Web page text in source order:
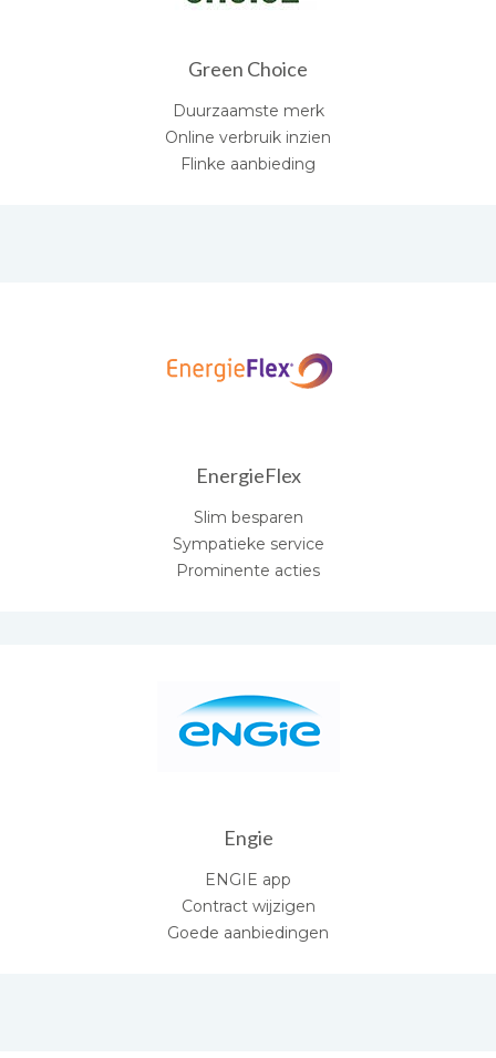
Green Choice
Duurzaamste merk
Online verbruik inzien
Flinke aanbieding
EnergieFlex
Slim besparen
Sympatieke service
Prominente acties
Engie
ENGIE app
Contract wijzigen
Goede aanbiedingen